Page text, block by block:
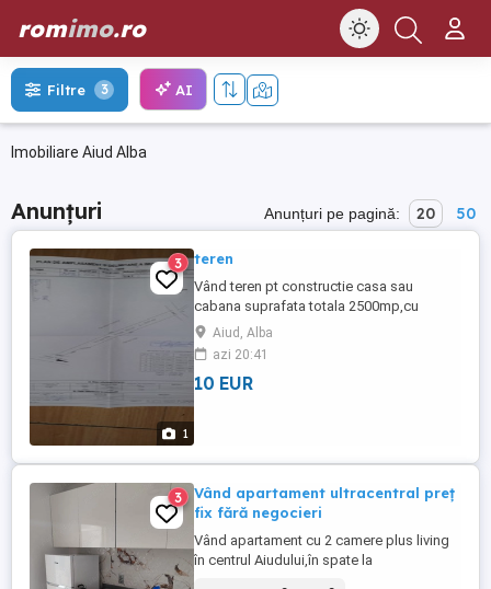
romimo.ro
Imobiliare Aiud Alba
Filtre 3 AI
Anunțuri Anunțuri pe pagină: 20 50
1
3 teren
Vând teren pt constructie casa sau
cabana suprafata totala 2500mp,cu
deschidere la drum 14mp,actele sunt in
regulă,terenul se afla la iesire din Aiud 2
spre Magina
Aiud, Alba
azi 20:41
10 EUR
3
Vând apartament ultracentral preț
fix fără negocieri
Vând apartament cu 2 camere plus living
în centrul Aiudului,în spate la